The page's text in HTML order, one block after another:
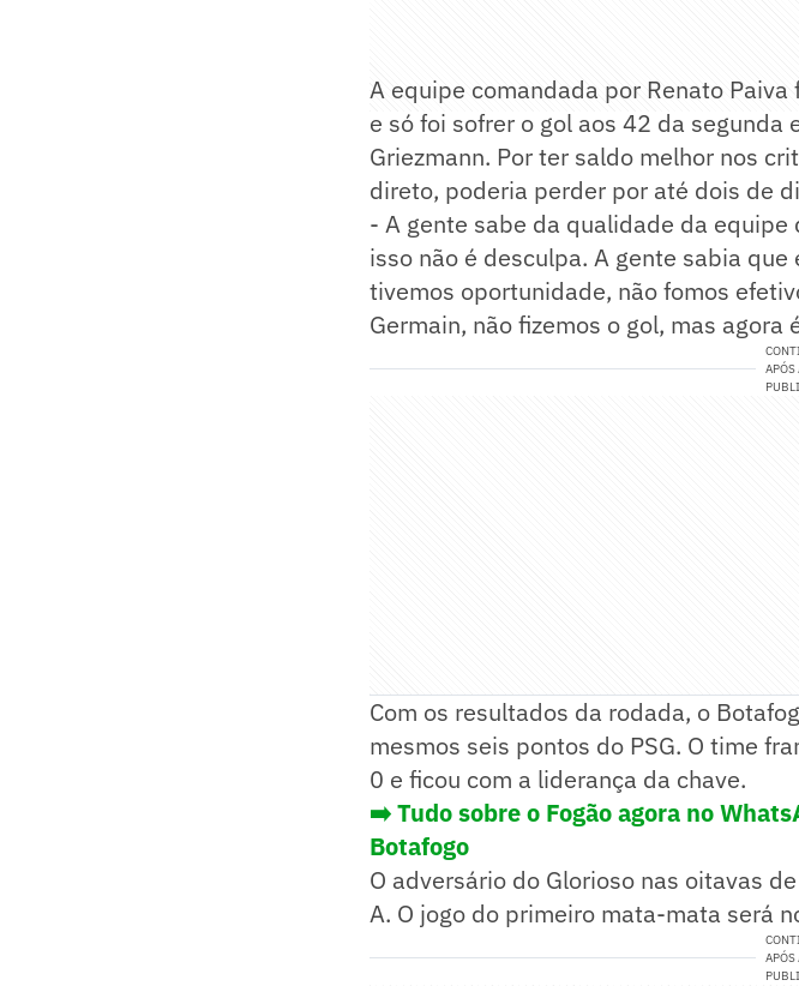
A equipe comandada por Renato
e só foi sofrer o gol aos 42 da
Griezmann. Por ter saldo melhor nos
direto, poderia perder por até dois de
- A gente sabe da qualidade da
isso não é desculpa. A gente sabia
tivemos oportunidade, não fomos
Germain, não fizemos o gol, mas agora
APÓS
Com os resultados da rodada, o
mesmos seis pontos do PSG. O time
0 e ficou com a liderança da chave.
➡️ Tudo sobre o Fogão agora no
Botafogo
O adversário do Glorioso nas oitavas
A. O jogo do primeiro mata-mata será
APÓS